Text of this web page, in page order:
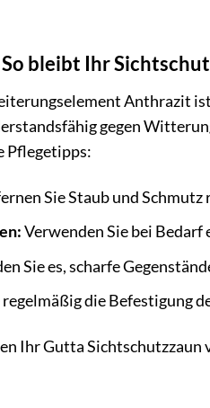
bleibt Ihr
Anthrazit
gegen
Pflegetipps:
Sie Staub und
Verwenden Sie bei
Sie es, scharfe
die Befestigung
Ihr Gutta Sichtschutzzaun